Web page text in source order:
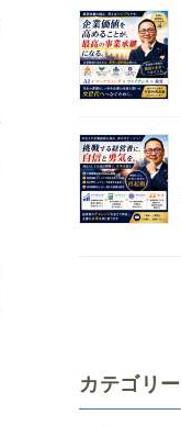
カテゴリー